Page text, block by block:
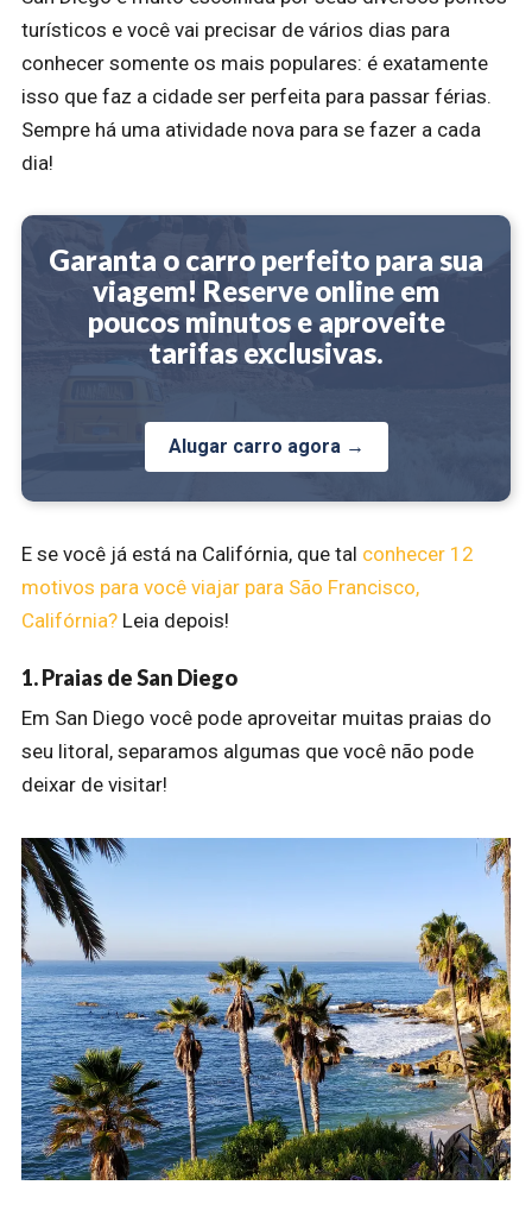
turísticos e você vai precisar de vários dias para
conhecer somente os mais populares: é exatamente
isso que faz a cidade ser perfeita para passar férias.
Sempre há uma atividade nova para se fazer a cada
dia!
Garanta o carro perfeito para sua
viagem! Reserve online em
poucos minutos e aproveite
tarifas exclusivas.
Alugar carro agora →
E se você já está na Califórnia, que tal conhecer 12
motivos para você viajar para São Francisco,
Califórnia? Leia depois!
1. Praias de San Diego
Em San Diego você pode aproveitar muitas praias do
seu litoral, separamos algumas que você não pode
deixar de visitar!